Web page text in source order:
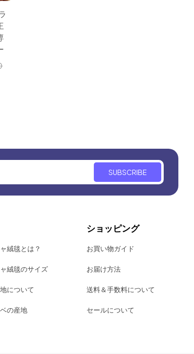
SUBSCRIBE
絨毯とは？
絨毯のサイズ
について
の産地
ショッピング
お買い物ガイド
お届け方法
送料＆手数料について
セールについて